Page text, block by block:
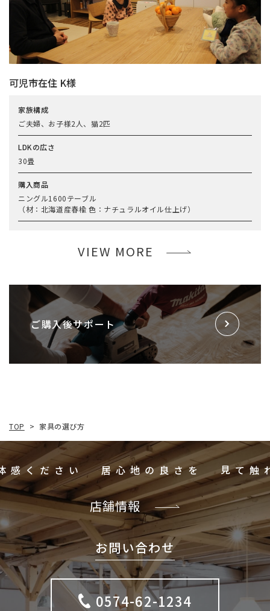
可児市在住 K様
家族構成
ご夫婦、お子様2人、猫2匹
LDKの広さ
30畳
購入商品
ニングル1600テーブル
（材：北海道産春楡 色：ナチュラルオイル仕上げ）
VIEW MORE
ご購入後サポート
TOP > 家具の選び方
ご体感ください 居心地の良さを
店舗情報
お問い合わせ
0574-62-1234